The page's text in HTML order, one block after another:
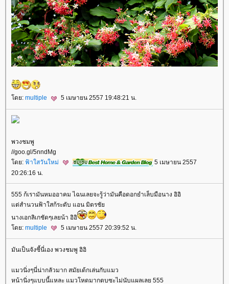
ดย: multiple 5 เมษายน 2557 19:48:21 น.
พวงชมพู
//goo.gl/5nndMg
ดย: ฟ้าใสวันใหม่
5 เมษายน 2557
20:26:16 น.
555 ก้เรามันหมออาคม ไฉนเลยจะรู้ว่ามันคือดอกยำเล็บมือนาง อิอิ
ต่สำนวนฟ้าใสก้ระดับ แอน มิตรชั
นางเอกลิเกชัดๆเลยน้า อิอิ
ดย: multiple 5 เมษายน 2557 20:39:52 น.
มันเป็นจังซี้นี่เอง พวงชมพู อิอิ
มวนิ่งๆนี่น่ากลัวมาก สมัยเด้กเล่นกับแมว
หน้านิ่งๆแบบนี้แหละ แมวโหดมากตบซะไม่นับแผลเลย 555